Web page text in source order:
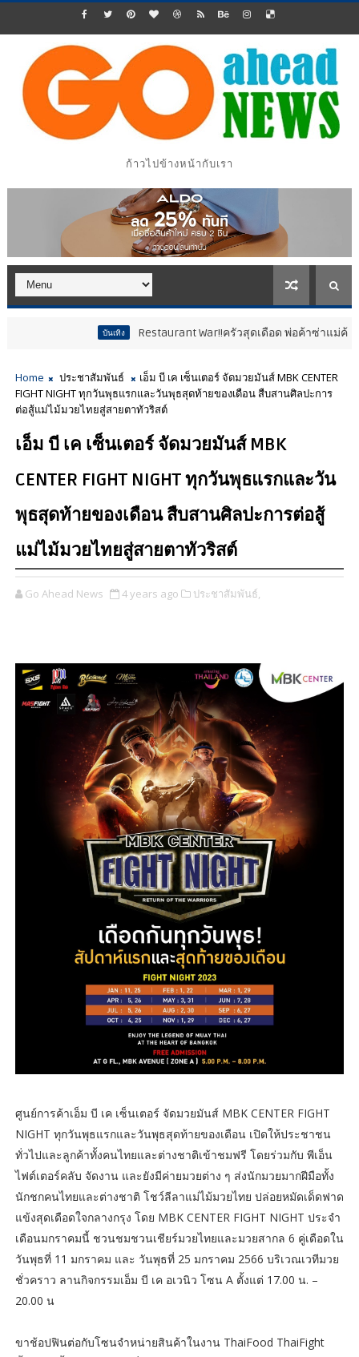
ก้าวไปข้างหน้ากับเรา
Restaurant War!!ครัวสุดเดือด พ่อค้าซ่าแม่ค้าแซ่บ..ส
Home ประชาสัมพันธ์
เอ็ม บี เค เซ็นเตอร์ จัดมวยมันส์ MBK CENTER
FIGHT NIGHT ทุกวันพุธแรกและวันพุธสุดท้ายของเดือน สืบสานศิลปะการ
ต่อสู้แม่ไม้มวยไทยสู่สายตาทัวริสต์
เอ็ม บี เค เซ็นเตอร์ จัดมวยมันส์ MBK
CENTER FIGHT NIGHT ทุกวันพุธแรกและวัน
พุธสุดท้ายของเดือน สืบสานศิลปะการต่อสู้
แม่ไม้มวยไทยสู่สายตาทัวริสต์
Go Ahead News 4 years ago ประชาสัมพันธ์,
ศูนย์การค้าเอ็ม บี เค เซ็นเตอร์ จัดมวยมันส์ MBK CENTER FIGHT
NIGHT ทุกวันพุธแรกและวันพุธสุดท้ายของเดือน เปิดให้ประชาชน
ทั่วไปและลูกค้าทั้งคนไทยและต่างชาติเข้าชมฟรี โดยร่วมกับ พีเอ็น
ไฟต์เตอร์คลับ จัดงาน และยังมีค่ายมวยต่าง ๆ ส่งนักมวยมากฝีมือทั้ง
นักชกคนไทยและต่างชาติ โชว์ลีลาแม่ไม้มวยไทย ปล่อยหมัดเด็ดฟาด
แข้งสุดเดือดใจกลางกรุง โดย MBK CENTER FIGHT NIGHT ประจำ
เดือนมกราคมนี้ ชวนชมชวนเชียร์มวยไทยและมวยสากล 6 คู่เดือดใน
วันพุธที่ 11 มกราคม และ วันพุธที่ 25 มกราคม 2566 บริเวณเวทีมวย
ชั่วคราว ลานกิจกรรมเอ็ม บี เค อเวนิว โซน A ตั้งแต่ 17.00 น. –
20.00 น
ขาช้อปฟินต่อกับโซนจำหน่ายสินค้าในงาน ThaiFood ThaiFight